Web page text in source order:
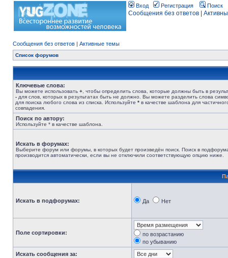
Вход Регистрация Поиск
Сообщения без ответов
Сообщения без ответов | Активные темы
Список форумов
Ключевые слова:
Вы можете использовать + , чтобы определить слова, которые должны быть в
- для слов, которых в результатах быть не должно. Вы можете разделить слова
для поиска любого слова из списка. Используйте * в качестве шаблона для
совпадения.
Поиск по автору:
Используйте * в качестве шаблона.
Искать в форумах:
Выберите форум или форумы, в которых будет произведён поиск. Поиск в
производится автоматически, если вы не отключили соответствующую опцию ниже.
Искать в подфорумах: Да Нет
Поле сортировки:
по возрастанию
по убыванию
Искать сообщения за: